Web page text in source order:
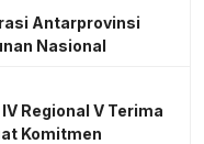
Antarprovinsi
Nasional
Regional V Terima
Komitmen